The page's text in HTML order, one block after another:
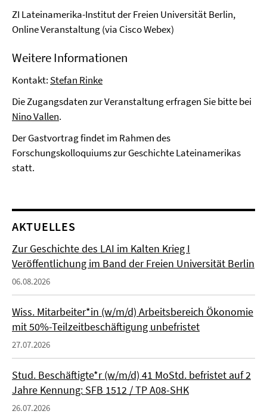
ZI Lateinamerika-Institut der Freien Universität Berlin,
Online Veranstaltung (via Cisco Webex)
Weitere Informationen
Kontakt: Stefan Rinke
Die Zugangsdaten zur Veranstaltung erfragen Sie bitte bei
Nino Vallen.
Der Gastvortrag findet im Rahmen des
Forschungskolloquiums zur Geschichte Lateinamerikas
statt.
AKTUELLES
Zur Geschichte des LAI im Kalten Krieg I
Veröffentlichung im Band der Freien Universität Berlin
06.08.2026
Wiss. Mitarbeiter*in (w/m/d) Arbeitsbereich Ökonomie
mit 50%-Teilzeitbeschäftigung unbefristet
27.07.2026
Stud. Beschäftigte*r (w/m/d) 41 MoStd. befristet auf 2
Jahre Kennung: SFB 1512 / TP A08-SHK
26.07.2026